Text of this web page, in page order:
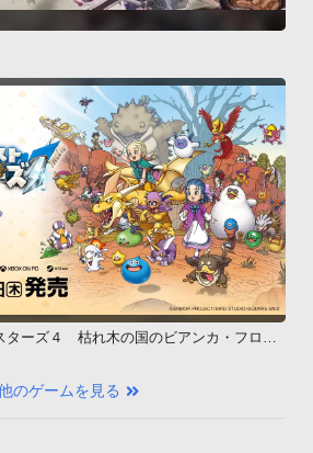
ターズ４ 枯れ木の国のビアンカ・フロー
のゲームを見る